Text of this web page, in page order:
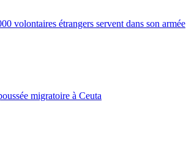
volontaires étrangers servent dans son armée
migratoire à Ceuta